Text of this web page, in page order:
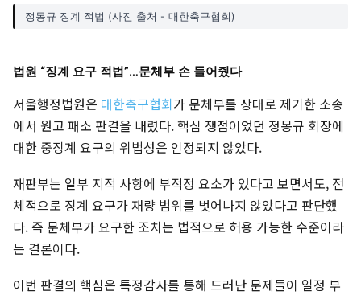
정몽규 징계 적법 (사진 출처 - 대한축구협회)
법원 “징계 요구 적법”…문체부 손 들어줬다
서울행정법원은 대한축구협회가 문체부를 상대로 제기한 소송
에서 원고 패소 판결을 내렸다. 핵심 쟁점이었던 정몽규 회장에
대한 중징계 요구의 위법성은 인정되지 않았다.
재판부는 일부 지적 사항에 부적정 요소가 있다고 보면서도, 전
체적으로 징계 요구가 재량 범위를 벗어나지 않았다고 판단했
다. 즉 문체부가 요구한 조치는 법적으로 허용 가능한 수준이라
는 결론이다.
이번 판결의 핵심은 특정감사를 통해 드러난 문제들이 일정 부